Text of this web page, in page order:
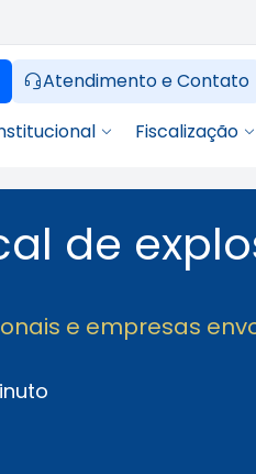
Atendimento e Contato
Fiscalização
de
e empresas